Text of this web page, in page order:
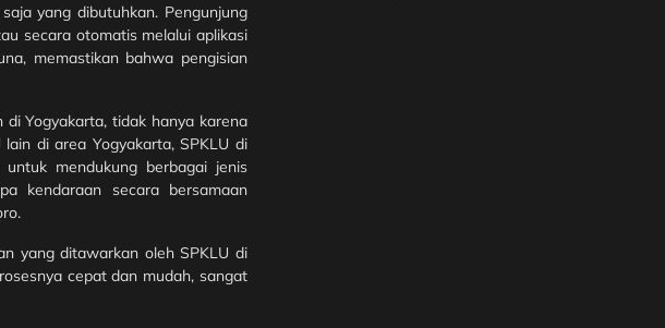
yang dibutuhkan. Pengunjung
secara otomatis melalui aplikasi
memastikan bahwa pengisian
Yogyakarta, tidak hanya karena
di area Yogyakarta, SPKLU di
mendukung berbagai jenis
kendaraan secara bersamaan
yang ditawarkan oleh SPKLU di
cepat dan mudah, sangat